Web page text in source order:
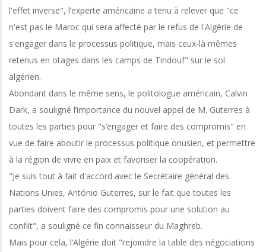
l'effet inverse", l’experte américaine a tenu à relever que "ce
n'est pas le Maroc qui sera affecté par le refus de l'Algérie de
s'engager dans le processus politique, mais ceux-là mêmes
retenus en otages dans les camps de Tindouf" sur le sol
algérien.
Abondant dans le même sens, le politologue américain, Calvin
Dark, a souligné l’importance du nouvel appel de M. Guterres à
toutes les parties pour "s’engager et faire des compromis" en
vue de faire aboutir le processus politique onusien, et permettre
à la région de vivre en paix et favoriser la coopération.
"Je suis tout à fait d'accord avec le Secrétaire général des
Nations Unies, António Guterres, sur le fait que toutes les
parties doivent faire des compromis pour une solution au
conflit", a souligné ce fin connaisseur du Maghreb.
Mais pour cela, l’Algérie doit "rejoindre la table des négociations